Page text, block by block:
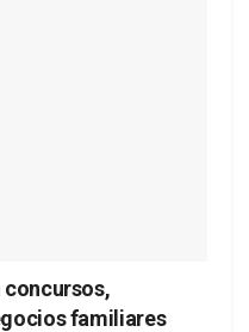
concursos,
familiares